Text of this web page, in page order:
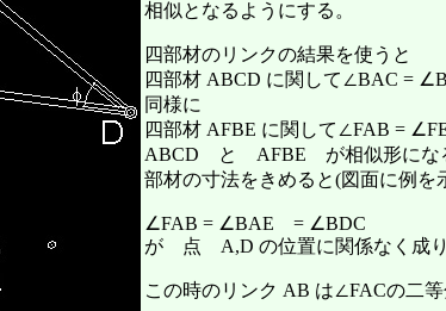
相似となるようにする。
四部材のリンクの結果を使うと
四部材 ABCD に関して∠BAC =
同様に
四部材 AFBE に関して∠FAB =
ABCD と AFBE が相似形にな
部材の寸法をきめると(図面に例を
∠FAB = ∠BAE = ∠BDC
が 点 A,D の位置に関係なく成り
この時のリンク AB は∠FACの二等